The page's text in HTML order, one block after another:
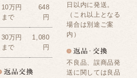
10万円
まで
648
円
30万円
まで
1,080
円
日以内に発送。
（これ以上となる
場合は別途ご案
内）
不良品、誤商品発
送に関しては良品